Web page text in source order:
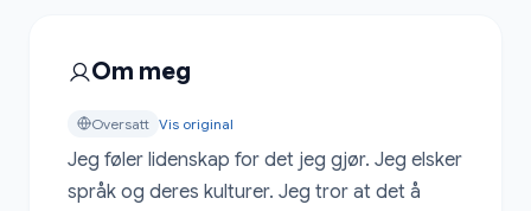
Om meg
Oversatt Vis original
Jeg føler lidenskap for det jeg gjør. Jeg elsker
språk og deres kulturer. Jeg tror at det å